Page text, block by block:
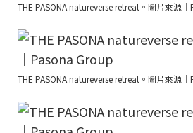
THE PASONA natureverse retreat。圖片來源
THE PASONA natureverse retreat。圖片來源